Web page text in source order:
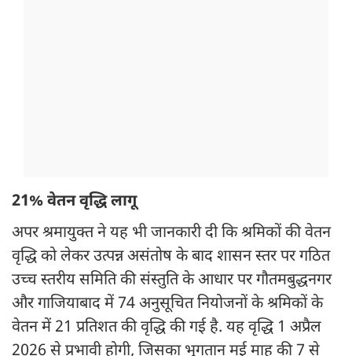
21% वेतन वृद्धि लागू
अपर श्रमायुक्त ने यह भी जानकारी दी कि श्रमिकों की वेतन
वृद्धि को लेकर उत्पन्न असंतोष के बाद शासन स्तर पर गठित
उच्च स्तरीय समिति की संस्तुति के आधार पर गौतमबुद्धनगर
और गाजियाबाद में 74 अनुसूचित नियोजनों के श्रमिकों के
वेतन में 21 प्रतिशत की वृद्धि की गई है. यह वृद्धि 1 अप्रैल
2026 से प्रभावी होगी, जिसका भुगतान मई माह की 7 से